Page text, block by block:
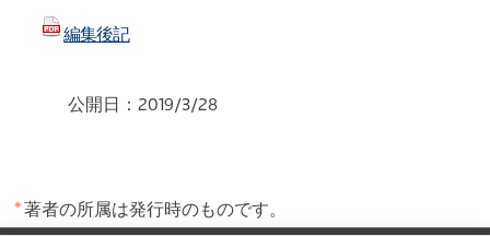
編集後記
公開日：2019/3/28
※ 著者の所属は発行時のものです。